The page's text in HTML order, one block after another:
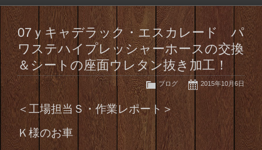
07ｙキャデラック・エスカレード パ
ワステハイプレッシャーホースの交換
＆シートの座面ウレタン抜き加工！
2015年10月6日
ブログ
＜工場担当Ｓ・作業レポート＞
Ｋ様のお車